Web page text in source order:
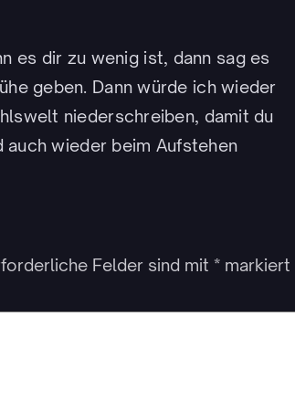
es dir zu wenig ist, dann sag es
geben. Dann würde ich wieder
niederschreiben, damit du
auch wieder beim Aufstehen
Felder sind mit * markiert